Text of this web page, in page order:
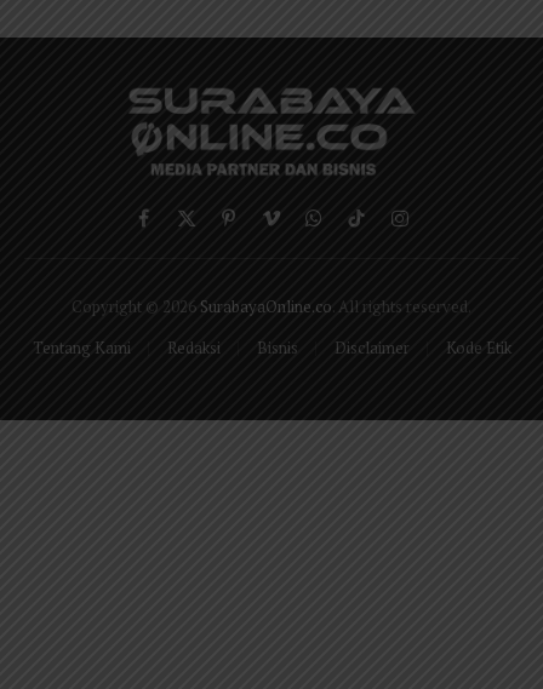
Facebook
X
PinterestVimeoWhatsApp
TikTokInstagram
Copyright © 2026 SurabayaOnline.co . All rights reserved.
Tentang Kami
Redaksi Bisnis Disclaimer Kode Etik